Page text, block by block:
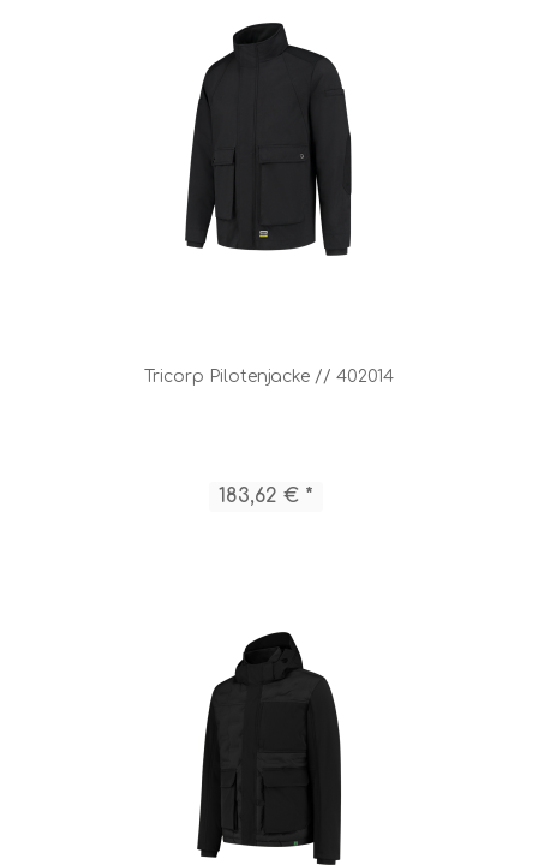
Tricorp Pilotenjacke // 402014
183,62 € *